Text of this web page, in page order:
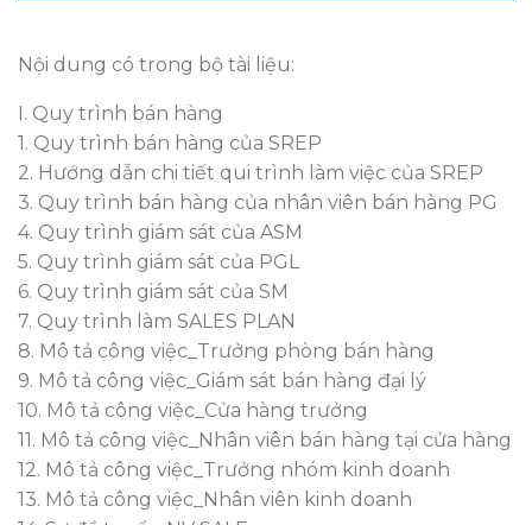
Nội dung có trong bộ tài liệu:
I. Quy trình bán hàng
1. Quy trình bán hàng của SREP
2. Hướng dẫn chi tiết qui trình làm việc của SREP
3. Quy trình bán hàng của nhân viên bán hàng PG
4. Quy trình giám sát của ASM
5. Quy trình giám sát của PGL
6. Quy trình giám sát của SM
7. Quy trình làm SALES PLAN
8. Mô tả công việc_Trưởng phòng bán hàng
9. Mô tả công việc_Giám sát bán hàng đại lý
10. Mô tả công việc_Cửa hàng trưởng
11. Mô tả công việc_Nhân viên bán hàng tại cửa hàng
12. Mô tả công việc_Trưởng nhóm kinh doanh
13. Mô tả công việc_Nhân viên kinh doanh